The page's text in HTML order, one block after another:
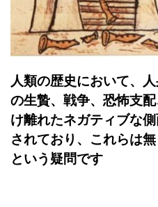
人類の歴史において、
の生贄、戦争、恐怖支
け離れたネガティブな
されており、これらは
という疑問です